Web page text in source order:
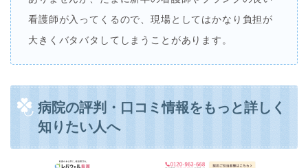
看護師が入ってくるので、現場としてはかなり負担が
大きくバタバタしてしまうことがあります。
病院の評判・口コミ情報をもっと詳しく
知りたい人へ